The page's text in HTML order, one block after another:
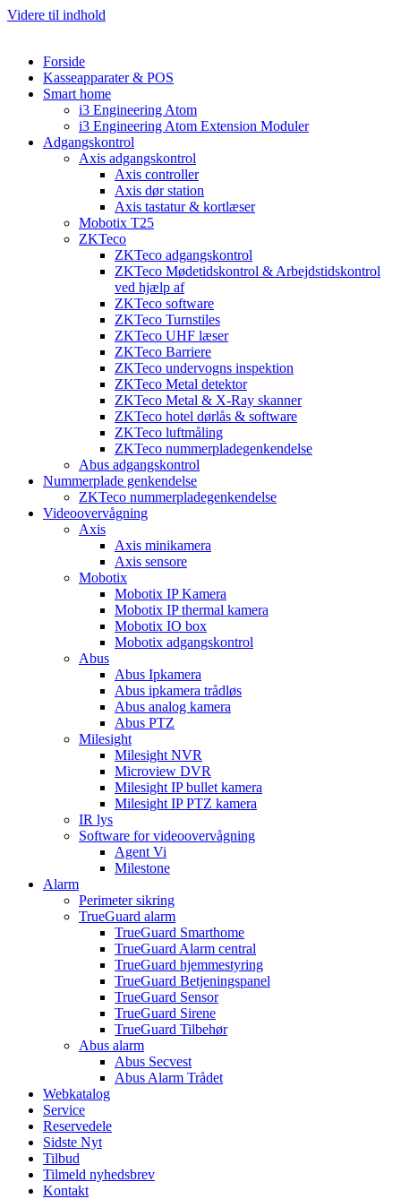
Videre til indhold
Forside
Kasseapparater & POS
Smart home
i3 Engineering Atom
i3 Engineering Atom Extension Moduler
Adgangskontrol
Axis adgangskontrol
Axis controller
Axis dør station
Axis tastatur & kortlæser
Mobotix T25
ZKTeco
ZKTeco adgangskontrol
ZKTeco Mødetidskontrol & Arbejdstidskontrol
ved hjælp af
ZKTeco software
ZKTeco Turnstiles
ZKTeco UHF læser
ZKTeco Barriere
ZKTeco undervogns inspektion
ZKTeco Metal detektor
ZKTeco Metal & X-Ray skanner
ZKTeco hotel dørlås & software
ZKTeco luftmåling
ZKTeco nummerpladegenkendelse
Abus adgangskontrol
Nummerplade genkendelse
ZKTeco nummerpladegenkendelse
Videoovervågning
Axis
Axis minikamera
Axis sensore
Mobotix
Mobotix IP Kamera
Mobotix IP thermal kamera
Mobotix IO box
Mobotix adgangskontrol
Abus
Abus Ipkamera
Abus ipkamera trådløs
Abus analog kamera
Abus PTZ
Milesight
Milesight NVR
Microview DVR
Milesight IP bullet kamera
Milesight IP PTZ kamera
IR lys
Software for videoovervågning
Agent Vi
Milestone
Alarm
Perimeter sikring
TrueGuard alarm
TrueGuard Smarthome
TrueGuard Alarm central
TrueGuard hjemmestyring
TrueGuard Betjeningspanel
TrueGuard Sensor
TrueGuard Sirene
TrueGuard Tilbehør
Abus alarm
Abus Secvest
Abus Alarm Trådet
Webkatalog
Service
Reservedele
Sidste Nyt
Tilbud
Tilmeld nyhedsbrev
Kontakt